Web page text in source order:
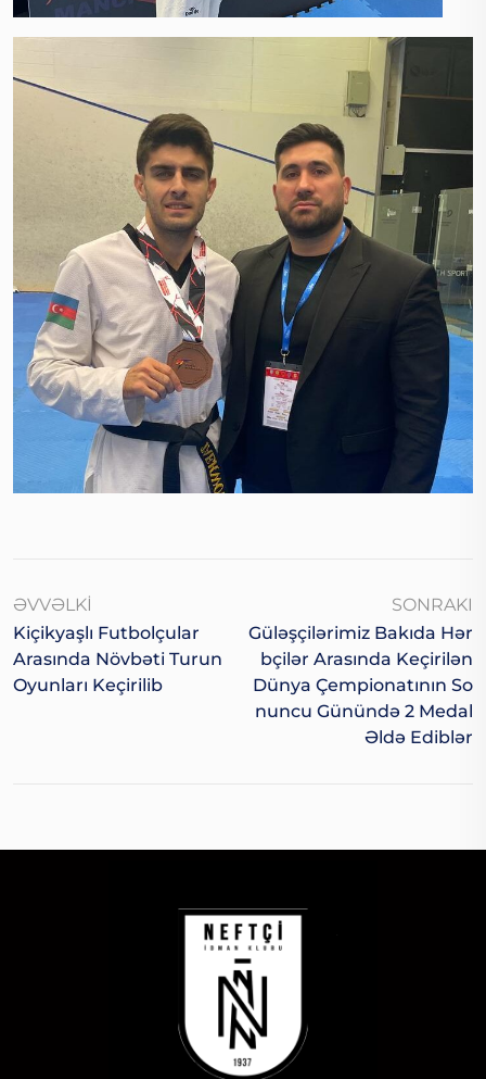
ƏVVƏLKI
Kiçikyaşlı Futbolçular
Arasında Növbəti Turun
Oyunları Keçirilib
SONRAKI
Güləşçilərimiz Bakıda Hər
Bçilər Arasında Keçirilən
Dünya Çempionatının So
Nuncu Günündə 2 Medal
Əldə Ediblər